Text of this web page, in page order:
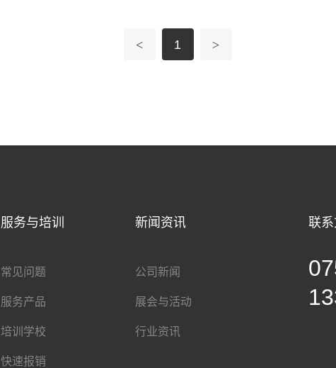
< 1 >
服务与培训
常见问题
服务产品
培训学校
快速报销
新闻资讯
公司新闻
展会与活动
行业资讯
联